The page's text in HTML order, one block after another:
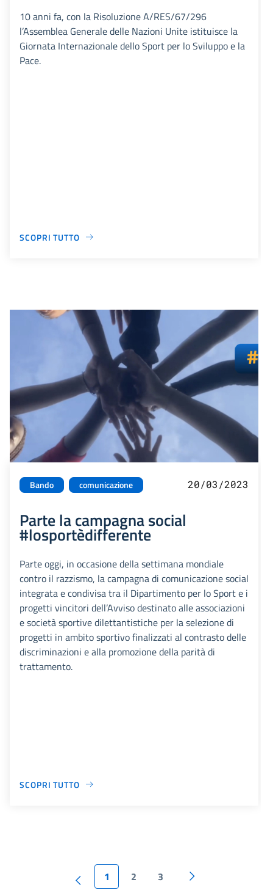
10 anni fa, con la Risoluzione A/RES/67/296
l’Assemblea Generale delle Nazioni Unite istituisce la
Giornata Internazionale dello Sport per lo Sviluppo e la
Pace.
SCOPRI TUTTO
Bando comunicazione 20/03/2023
Parte la campagna social
#losportèdifferente
Parte oggi, in occasione della settimana mondiale
contro il razzismo, la campagna di comunicazione social
integrata e condivisa tra il Dipartimento per lo Sport e i
progetti vincitori dell’Avviso destinato alle associazioni
e società sportive dilettantistiche per la selezione di
progetti in ambito sportivo finalizzati al contrasto delle
discriminazioni e alla promozione della parità di
trattamento.
SCOPRI TUTTO
1 2 3